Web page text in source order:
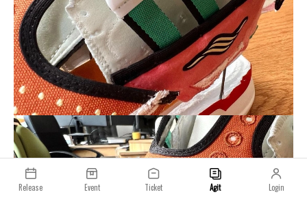
Release Event Ticket Agit Login